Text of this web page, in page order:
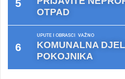
OTPAD
UPUTE I OBRASCI VAŽNO
KOMUNALNA
POKOJNIKA